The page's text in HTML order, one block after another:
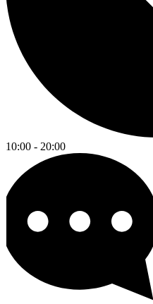
10:00 - 20:00